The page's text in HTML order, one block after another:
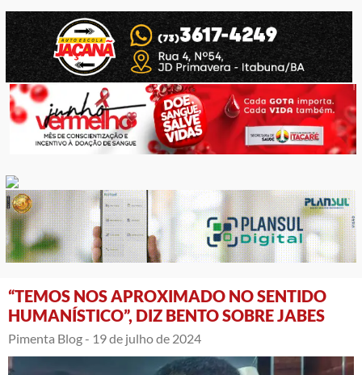
“TEMOS NOS APROXIMADO NO SENTIDO
HUMANÍSTICO”, DIZ BENTO SOBRE JABES
Pimenta Blog - 19 de julho de 2024